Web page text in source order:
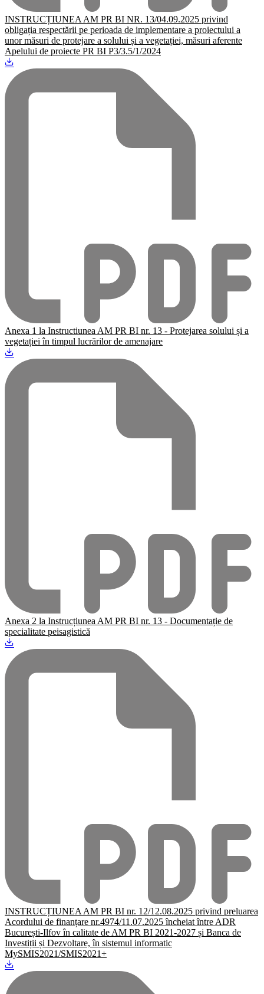
INSTRUCȚIUNEA AM PR BI NR. 13/04.09.2025 privind
obligația respectării pe perioada de implementare a proiectului a
unor măsuri de protejare a solului și a vegetației, măsuri aferente
Apelului de proiecte PR BI P3/3.5/1/2024
Anexa 1 la Instructiunea AM PR BI nr. 13 - Protejarea solului și a
vegetației în timpul lucrărilor de amenajare
Anexa 2 la Instrucțiunea AM PR BI nr. 13 - Documentație de
specialitate peisagistică
INSTRUCȚIUNEA AM PR BI nr. 12/12.08.2025 privind preluarea
Acordului de finanțare nr.4974/11.07.2025 încheiat între ADR
București-Ilfov în calitate de AM PR BI 2021-2027 și Banca de
Investiții și Dezvoltare, în sistemul informatic
MySMIS2021/SMIS2021+